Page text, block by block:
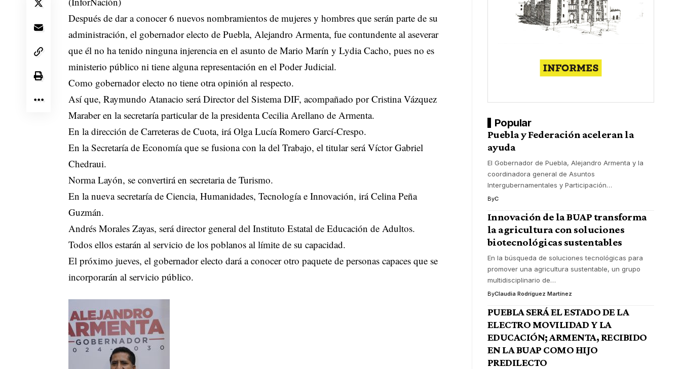
Después de dar a conocer 6 nuevos nombramientos de mujeres y hombres que serán parte de su
administración, el gobernador electo de Puebla, Alejandro Armenta, fue contundente al aseverar
que él no ha tenido ninguna injerencia en el asunto de Mario Marín y Lydia Cacho, pues no es
ministerio público ni tiene alguna representación en el Poder Judicial.
Como gobernador electo no tiene otra opinión al respecto.
Así que, Raymundo Atanacio será Director del Sistema DIF, acompañado por Cristina Vázquez
Maraber en la secretaría particular de la presidenta Cecilia Arellano de Armenta.
En la dirección de Carreteras de Cuota, irá Olga Lucía Romero Garcí-Crespo.
En la Secretaría de Economía que se fusiona con la del Trabajo, el titular será Víctor Gabriel
Chedraui.
Norma Layón, se convertirá en secretaria de Turismo.
En la nueva secretaría de Ciencia, Humanidades, Tecnología e Innovación, irá Celina Peña
Guzmán.
Andrés Morales Zayas, será director general del Instituto Estatal de Educación de Adultos.
Todos ellos estarán al servicio de los poblanos al límite de su capacidad.
El próximo jueves, el gobernador electo dará a conocer otro paquete de personas capaces que se
incorporarán al servicio público.
Popular
Puebla y Federación aceleran la
ayuda
El Gobernador de Puebla, Alejandro Armenta y la
coordinadora general de Asuntos
Intergubernamentales y Participación…
ByC
Innovación de la BUAP transforma
la agricultura con soluciones
biotecnológicas sustentables
En la búsqueda de soluciones tecnológicas para
promover una agricultura sustentable, un grupo
multidisciplinario de…
ByClaudia Rodríguez Martínez
PUEBLA SERÁ EL ESTADO DE LA
ELECTRO MOVILIDAD Y LA
EDUCACIÓN; ARMENTA, RECIBIDO
EN LA BUAP COMO HIJO
PREDILECTO